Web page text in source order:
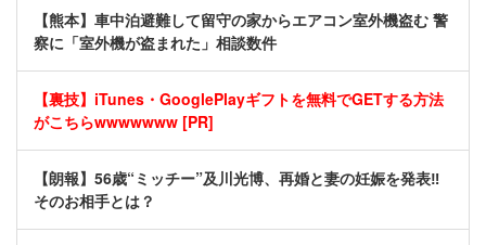
【熊本】車中泊避難して留守の家からエアコン室外機盗む 警
察に「室外機が盗まれた」相談数件
【裏技】iTunes・GooglePlayギフトを無料でGETする方法
がこちらwwwwwww [PR]
【朗報】56歳“ミッチー”及川光博、再婚と妻の妊娠を発表‼
そのお相手とは？